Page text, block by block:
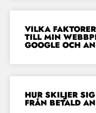
VILKA
TILL MIN
GOOGLE OCH
HUR SKILJER
FRÅN BETALD